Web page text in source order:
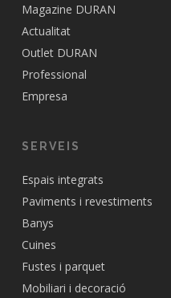
Magazine DURAN
Actualitat
Outlet DURAN
Professional
Empresa
SERVEIS
Espais integrats
Paviments i revestiments
Banys
Cuines
Fustes i parquet
Mobiliari i decoració